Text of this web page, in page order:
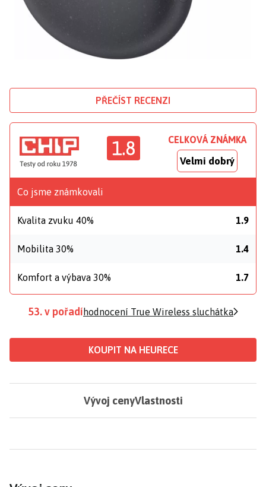
PŘEČÍST RECENZI
1.8 CELKOVÁ ZNÁMKA
Velmi dobrý
Co jsme známkovali
Kvalita zvuku 40% 1.9
Mobilita 30% 1.4
Komfort a výbava 30% 1.7
53. v pořadí hodnocení True Wireless sluchátka
KOUPIT NA HEURECE
Vývoj cenyVlastnosti